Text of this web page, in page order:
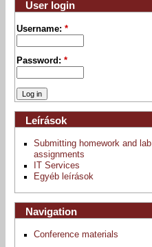
User login
Username:*
Password:*
Leírások
Submitting homework and lab
assignments
IT Services
Egyéb leírások
Navigation
Conference materials